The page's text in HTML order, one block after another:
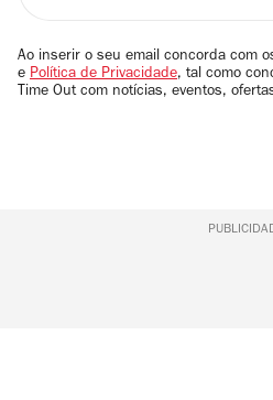
email
Ao inserir o seu email concorda com
e Política de Privacidade, tal como
Time Out com notícias, eventos,